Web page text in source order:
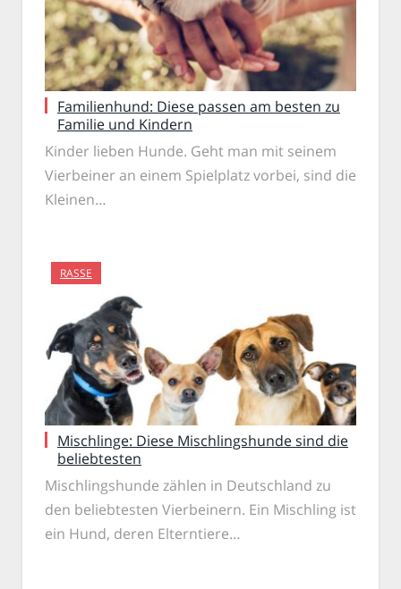
Familienhund: Diese passen am besten zu
Familie und Kindern
Kinder lieben Hunde. Geht man mit seinem
Vierbeiner an einem Spielplatz vorbei, sind die
Kleinen…
RASSE
Mischlinge: Diese Mischlingshunde sind die
beliebtesten
Mischlingshunde zählen in Deutschland zu
den beliebtesten Vierbeinern. Ein Mischling ist
ein Hund, deren Elterntiere…